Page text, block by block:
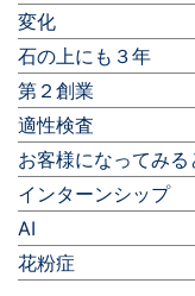
変化
石の上にも３年
第２創業
適性検査
お客様になってみ
インターンシップ
AI
花粉症